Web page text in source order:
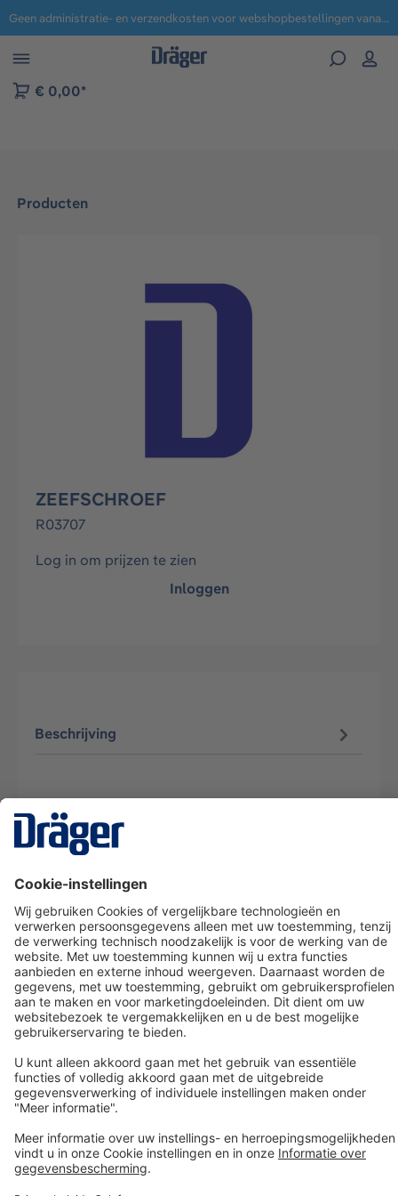
naar navigatie B2B-platform Geen administratie- en verzendkosten voor webshopbestellingen vanaf € 100,-.
€ 0,00*
Producten
Afbeeldingengalerij overslaan
ZEEFSCHROEF
R03707
Log in om prijzen te zien
Inloggen
Beschrijving
Dräger klantenservice
Over Dräger
Bestellen in onze webshop
Community